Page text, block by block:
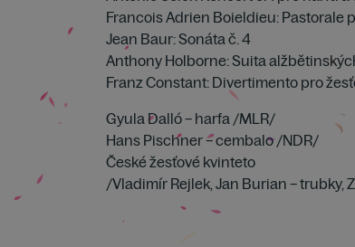
Francois Adrien Boieldieu: Pastorale
Jean Baur: Sonáta č. 4
Anthony Holborne: Suita
Franz Constant: Divertimento pro
Gyula Dalló – harfa /MLR/
Hans Pischner – cembalo /NDR/
České žesťové kvinteto
/Vladimír Rejlek, Jan Burian – trubky,